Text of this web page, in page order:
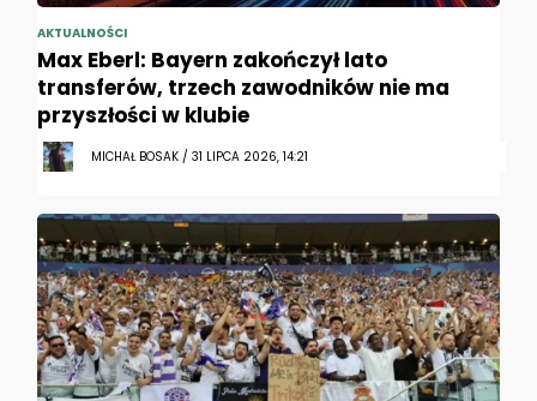
AKTUALNOŚCI
Max Eberl: Bayern zakończył lato
transferów, trzech zawodników nie ma
przyszłości w klubie
MICHAŁ BOSAK / 31 LIPCA 2026, 14:21